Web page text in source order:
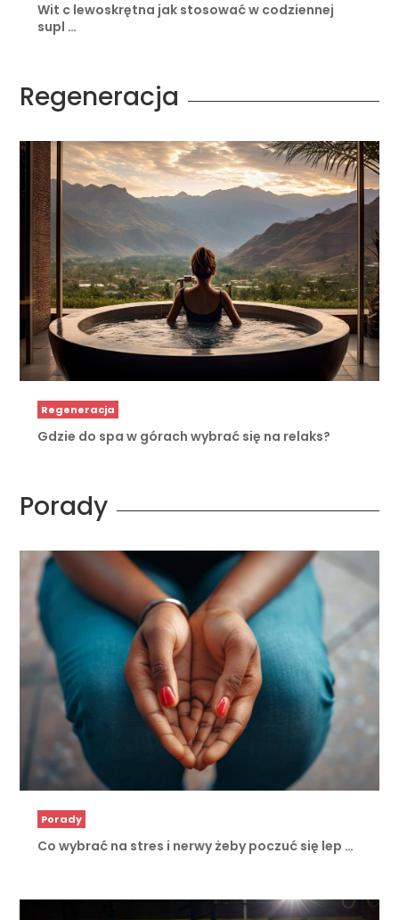
Wit c lewoskrętna jak stosować w codziennej
supl …
Regeneracja
Regeneracja
Gdzie do spa w górach wybrać się na relaks?
Porady
Porady
Co wybrać na stres i nerwy żeby poczuć się lep …